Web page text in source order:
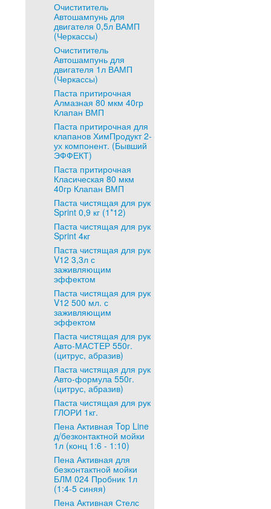
Очистититель
Автошампунь для
двигателя 0,5л ВАМП
(Черкассы)
Очистититель
Автошампунь для
двигателя 1л ВАМП
(Черкассы)
Паста притирочная
Алмазная 80 мкм 40гр
Клапан ВМП
Паста притирочная для
клапанов ХимПродукт 2-
ух компонент. (Бывший
ЭФФЕКТ)
Паста притирочная
Класическая 80 мкм
40гр Клапан ВМП
Паста чистящая для рук
Sprint 0,9 кг (1*12)
Паста чистящая для рук
Sprint 4кг
Паста чистящая для рук
V12 3,3л с
заживляющим
эффектом
Паста чистящая для рук
V12 500 мл. с
заживляющим
эффектом
Паста чистящая для рук
Авто-МАСТЕР 550г.
(цитрус, абразив)
Паста чистящая для рук
Авто-формула 550г.
(цитрус, абразив)
Паста чистящая для рук
ГЛОРИ 1кг.
Пена Активная Top Line
д/безконтактной мойки
1л (конц 1:6 - 1:10)
Пена Активная для
безконтактной мойки
БЛМ 024 Пробник 1л
(1:4-5 синяя)
Пена Активная Стелс